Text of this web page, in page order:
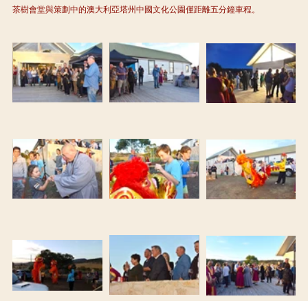
茶樹會堂與策劃中的澳大利亞塔州中國文化公園僅距離五分鐘車程。